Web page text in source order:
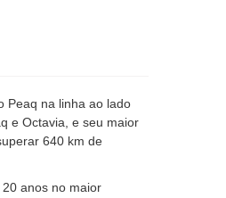
Peaq na linha ao lado
e Octavia, e seu maior
640 km de
anos no maior